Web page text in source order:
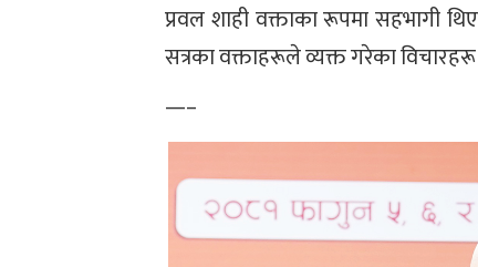
प्रवल शाही वक्ताका रूपमा सहभागी
सत्रका वक्ताहरूले व्यक्त गरेका
—–